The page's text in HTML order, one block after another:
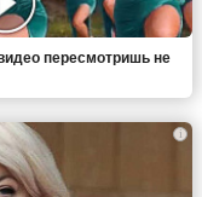
пересмотришь не
i